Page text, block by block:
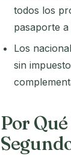
todos los
pasaporte
Los
sin
Por